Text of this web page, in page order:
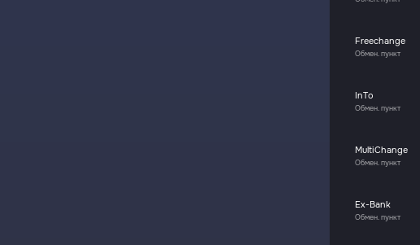
Freechange
Обмен. пункт
InTo
Обмен. пункт
MultiChange
Обмен. пункт
Ex-Bank
Обмен. пункт